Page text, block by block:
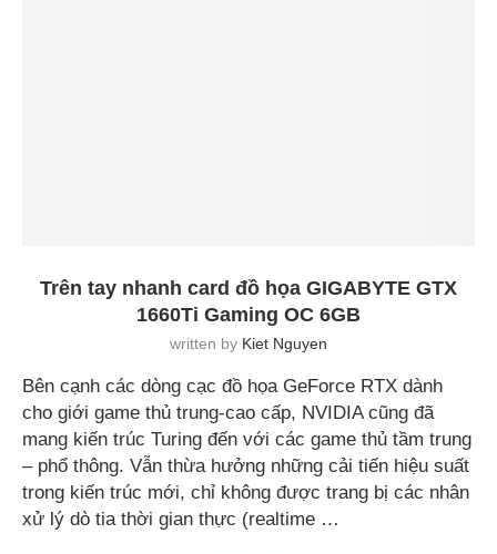
Trên tay nhanh card đồ họa GIGABYTE GTX
1660Ti Gaming OC 6GB
written by Kiet Nguyen
Bên cạnh các dòng cạc đồ họa GeForce RTX dành
cho giới game thủ trung-cao cấp, NVIDIA cũng đã
mang kiến trúc Turing đến với các game thủ tầm trung
– phổ thông. Vẫn thừa hưởng những cải tiến hiệu suất
trong kiến trúc mới, chỉ không được trang bị các nhân
xử lý dò tia thời gian thực (realtime …